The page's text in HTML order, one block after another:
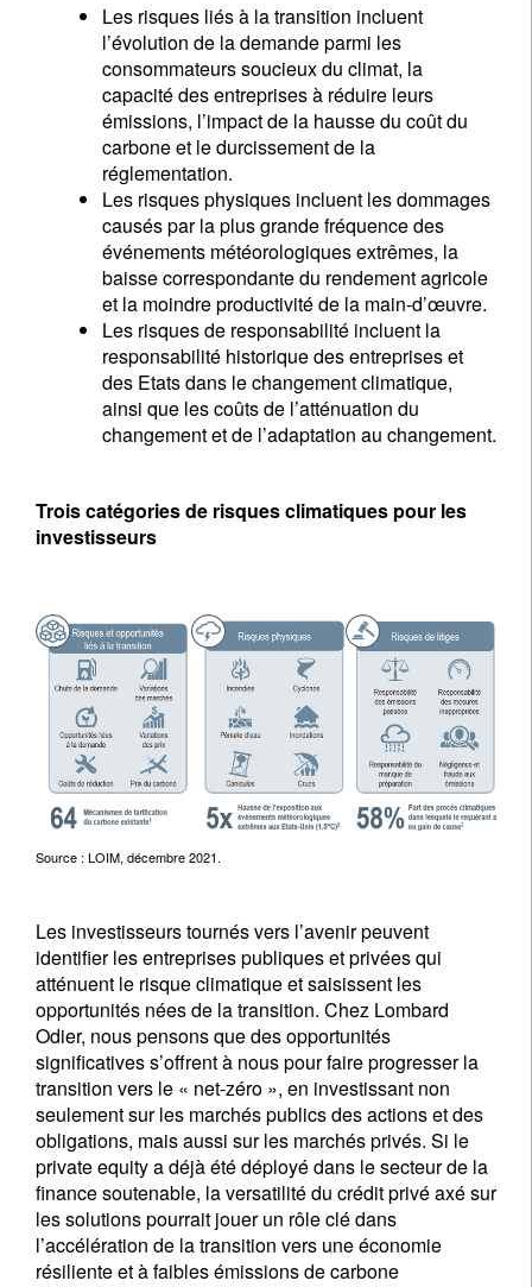
Les risques liés à la transition incluent
l’évolution de la demande parmi les
consommateurs soucieux du climat, la
capacité des entreprises à réduire leurs
émissions, l’impact de la hausse du coût du
carbone et le durcissement de la
réglementation.
Les risques physiques incluent les dommages
causés par la plus grande fréquence des
événements météorologiques extrêmes, la
baisse correspondante du rendement agricole
et la moindre productivité de la main-d’œuvre.
Les risques de responsabilité incluent la
responsabilité historique des entreprises et
des Etats dans le changement climatique,
ainsi que les coûts de l’atténuation du
changement et de l’adaptation au changement.
Trois catégories de risques climatiques pour les
investisseurs
Source : LOIM, décembre 2021.
Les investisseurs tournés vers l’avenir peuvent
identifier les entreprises publiques et privées qui
atténuent le risque climatique et saisissent les
opportunités nées de la transition. Chez Lombard
Odier, nous pensons que des opportunités
significatives s’offrent à nous pour faire progresser la
transition vers le « net-zéro », en investissant non
seulement sur les marchés publics des actions et des
obligations, mais aussi sur les marchés privés. Si le
private equity a déjà été déployé dans le secteur de la
finance soutenable, la versatilité du crédit privé axé sur
les solutions pourrait jouer un rôle clé dans
l’accélération de la transition vers une économie
résiliente et à faibles émissions de carbone